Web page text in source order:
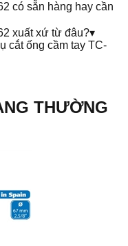
có sẵn hàng hay cần
xuất xứ từ đâu?▾
cắt ống cầm tay TC-
THƯỜNG